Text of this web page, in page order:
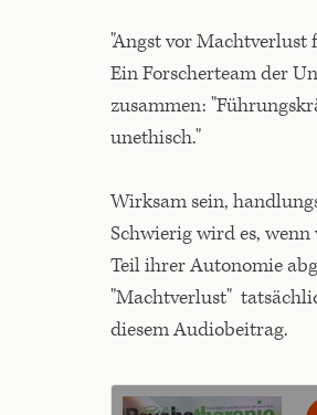
"Angst vor Machtverlust
Ein Forscherteam der
zusammen:
unethisch."
Wirksam sein,
Schwierig wird es,
Teil ihrer Autonomie
"Machtverlust"
diesem Audiobeitrag.